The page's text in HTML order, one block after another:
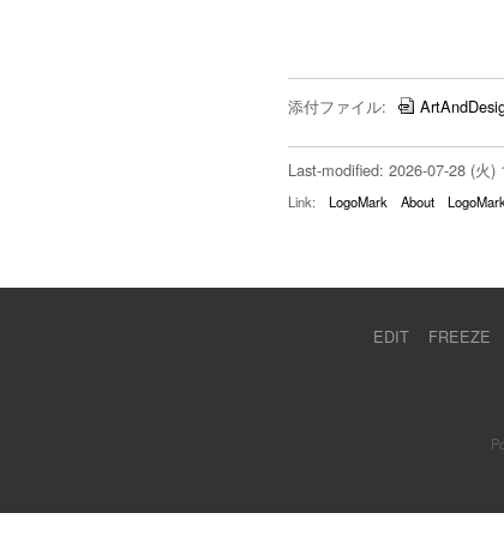
添付ファイル:
Last-modified: 2026-07-28 (火)
Link: LogoMark About
EDIT FREEZE